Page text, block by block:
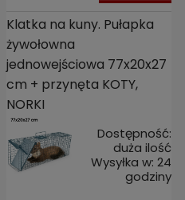
Klatka na kuny. Pułapka
żywołowna
jednowejściowa 77x20x27
cm + przynęta KOTY,
NORKI
Dostępność:
duża ilość
Wysyłka w: 24
godziny